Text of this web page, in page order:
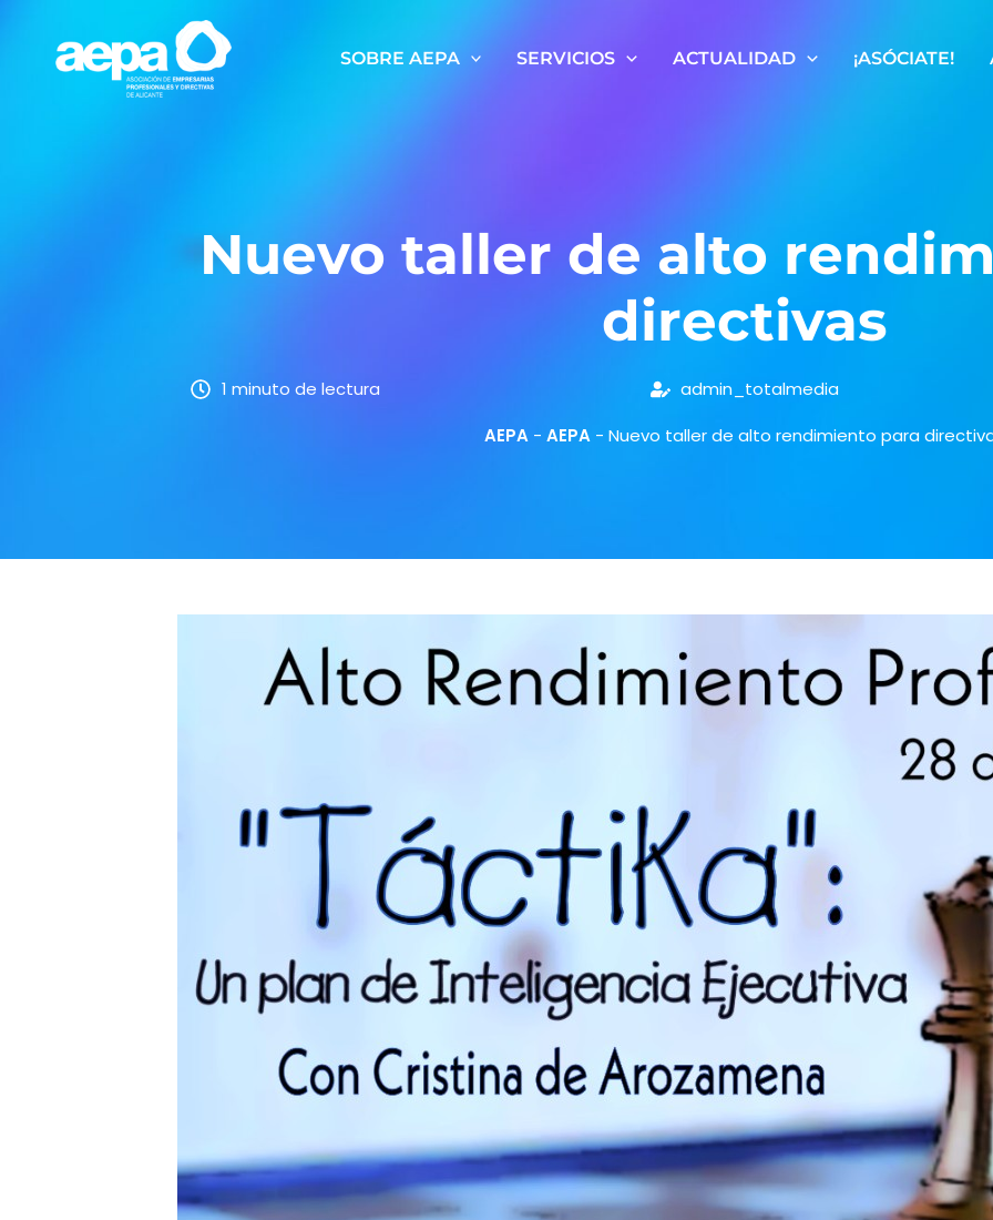
contenido
SOBRE AEPA SERVICIOS ACTUALIDAD ¡ASÓCIATE!
Nuevo taller de alto
directivas
1 minuto de lectura admin_totalmedia
AEPA - AEPA - Nuevo taller de alto rendimiento para